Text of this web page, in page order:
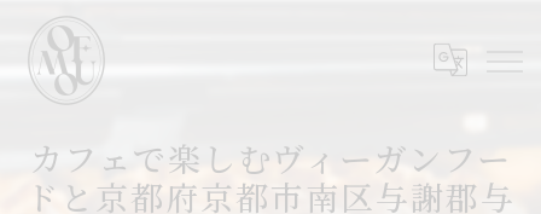
カフェで楽しむヴィーガンフー
ドと京都府京都市南区与謝郡与